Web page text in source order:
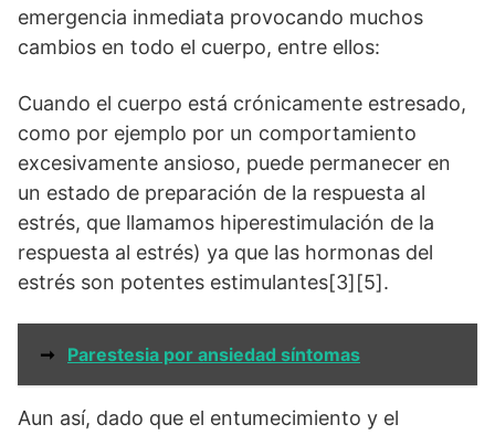
emergencia inmediata provocando muchos
cambios en todo el cuerpo, entre ellos:
Cuando el cuerpo está crónicamente estresado,
como por ejemplo por un comportamiento
excesivamente ansioso, puede permanecer en
un estado de preparación de la respuesta al
estrés, que llamamos hiperestimulación de la
respuesta al estrés) ya que las hormonas del
estrés son potentes estimulantes[3][5].
➞ Parestesia por ansiedad síntomas
Aun así, dado que el entumecimiento y el